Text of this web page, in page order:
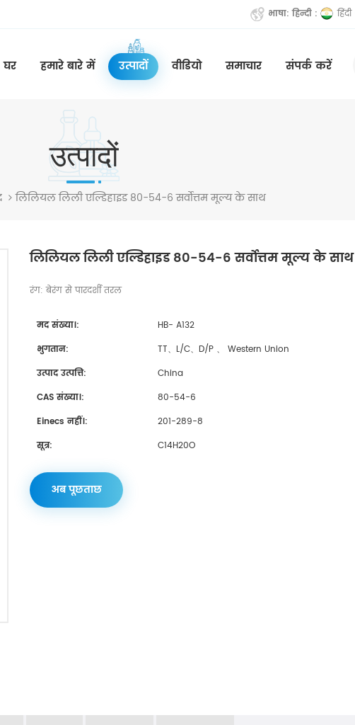
भाषा: हिन्दी : हिंदी
घर हमारे बारे में उत्पादों वीडियो समाचार संपर्क करें
उत्पादों
लिलियल लिली एल्डिहाइड 80-54-6 सर्वोत्तम मूल्य के साथ
लिलियल लिली एल्डिहाइड 80-54-6 सर्वोत्तम मूल्य के साथ
रंग: बेरंग से पारदर्शी तरल
मद संख्या।:
HB- A132
भुगतान:
TT、L/C、D/P 、 Western Union
उत्पाद उत्पत्ति:
China
CAS संख्या।:
80-54-6
Einecs नहीं।:
201-289-8
सूत्र:
C14H20O
अब पूछताछ